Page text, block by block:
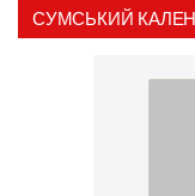
СУМСЬКИЙ